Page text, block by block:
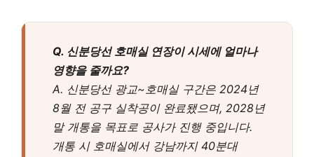
Q. 신분당선 호매실 연장이 시세에 얼마나
영향을 줄까요?
A. 신분당선 광교~호매실 구간은 2024년
8월 전 공구 실착공이 완료됐으며, 2028년
말 개통을 목표로 공사가 진행 중입니다.
개통 시 호매실에서 강남까지 40분대